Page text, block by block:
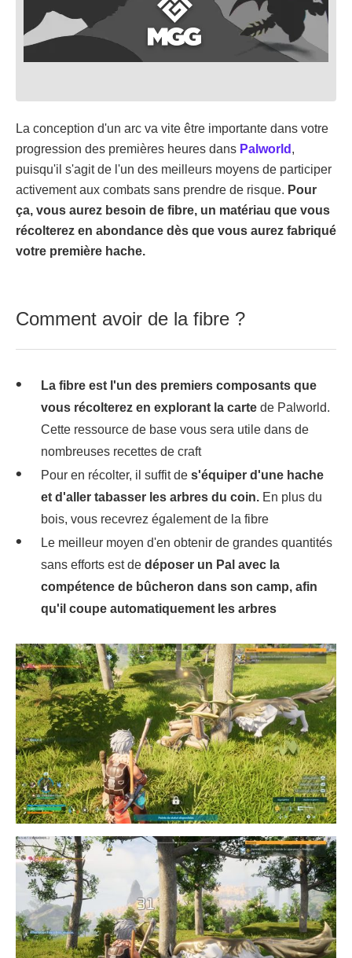
La conception d'un arc va vite être importante dans votre
progression des premières heures dans Palworld ,
puisqu'il s'agit de l'un des meilleurs moyens de participer
activement aux combats sans prendre de risque. Pour
ça, vous aurez besoin de fibre, un matériau que vous
récolterez en abondance dès que vous aurez fabriqué
votre première hache.
Comment avoir de la fibre ?
La fibre est l'un des premiers composants que
vous récolterez en explorant la carte de Palworld.
Cette ressource de base vous sera utile dans de
nombreuses recettes de craft
Pour en récolter, il suffit de s'équiper d'une hache
et d'aller tabasser les arbres du coin. En plus du
bois, vous recevrez également de la fibre
Le meilleur moyen d'en obtenir de grandes quantités
sans efforts est de déposer un Pal avec la
compétence de bûcheron dans son camp, afin
qu'il coupe automatiquement les arbres